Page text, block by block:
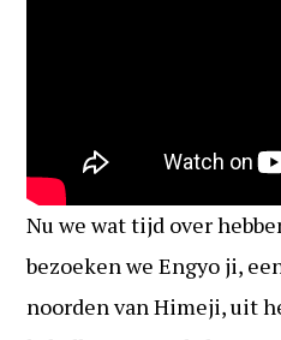
Nu we wat tijd over
bezoeken we Engyo ji,
noorden van Himeji, uit